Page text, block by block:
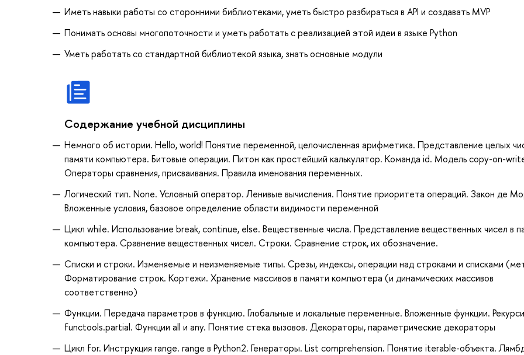
Иметь навыки работы со сторонними библиотеками, уметь быстро разбираться в API и создавать MVP
Понимать основы многопоточности и уметь работать с реализацией этой идеи в языке Python
Уметь работать со стандартной библиотекой языка, знать основные модули
Содержание учебной дисциплины
Немного об истории. Hello, world! Понятие переменной, целочисленная арифметика. Представление целых
памяти компьютера. Битовые операции. Питон как простейший калькулятор. Команда id. Модель copy-on-
Операторы сравнения, присваивания. Правила именования переменных.
Логический тип. None. Условный оператор. Ленивые вычисления. Понятие приоритета операций. Закон де
Вложенные условия, базовое определение области видимости переменной
Цикл while. Использование break, continue, else. Вещественные числа. Представление вещественных чисел в
компьютера. Сравнение вещественных чисел. Строки. Сравнение строк, их обозначение.
Списки и строки. Изменяемые и неизменяемые типы. Срезы, индексы, операции над строками и списками
Форматирование строк. Кортежи. Хранение массивов в памяти компьютера (и динамических массивов
соответственно)
Функции. Передача параметров в функцию. Глобальные и локальные переменные. Вложенные функции.
functools.partial. Функции all и any. Понятие стека вызовов. Декораторы, параметрические декораторы
Цикл for. Инструкция range. range в Python2. Генераторы. List comprehension. Понятие iterable-объекта.